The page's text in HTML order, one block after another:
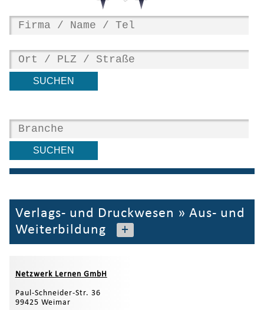
Verlags- und Druckwesen » Aus- und
Weiterbildung
+
Netzwerk Lernen GmbH
Paul-Schneider-Str. 36
99425 Weimar